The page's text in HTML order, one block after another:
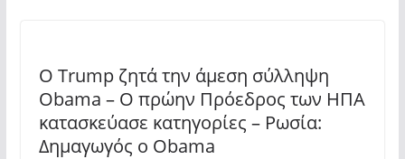
Ο Trump ζητά την άμεση σύλληψη
Obama – Ο πρώην Πρόεδρος των ΗΠΑ
κατασκεύασε κατηγορίες – Ρωσία:
Δημαγωγός ο Obama